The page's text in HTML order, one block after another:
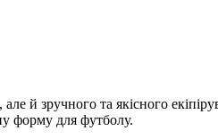
й зручного та якісного
форму для футболу.